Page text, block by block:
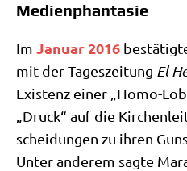
Medienphantasie
Im Janu­ar 2016
mit der Tages­zei­tung El
Exi­stenz einer „Homo-
„Druck“ auf die
schei­dun­gen zu ihren
Unter ande­rem sag­te